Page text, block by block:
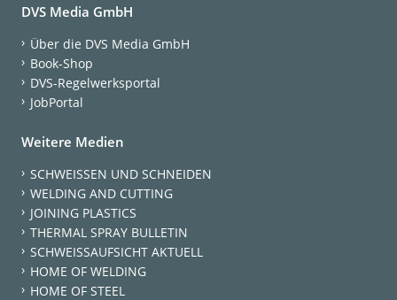
DVS Media GmbH
Über die DVS Media GmbH
Book-Shop
DVS-Regelwerksportal
JobPortal
Weitere Medien
SCHWEISSEN UND SCHNEIDEN
WELDING AND CUTTING
JOINING PLASTICS
THERMAL SPRAY BULLETIN
SCHWEISSAUFSICHT AKTUELL
HOME OF WELDING
HOME OF STEEL